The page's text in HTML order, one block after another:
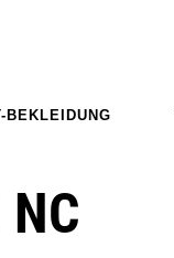
BEKLEIDUNG
NC